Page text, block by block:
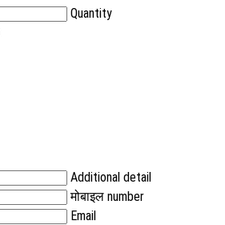
Quantity
Additional detail
मोबाइल number
Email